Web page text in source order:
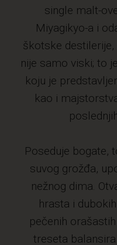
single malt-
Miyagikyo-a i
škotske destilerije,
nije samo viski; to
koju je
kao i
Poseduje bogate,
suvog grožđa,
nežnog dima.
hrasta i
pečenih
treseta